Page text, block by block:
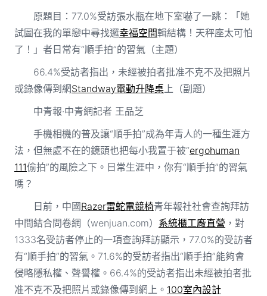
原題目：77.0%受訪張水瓶在地下室嚇了一跳：「她
試圖在我的單戀中尋找邏幸福空間輯結構！天秤座太可怕
了！」者日常有“順手拍”的習氣（主題）
66.4%受訪者指出，未經被拍者批准不克不及把照片
或錄像傳到網Standway電動升降桌上（副題）
中青報·中青網記者 王品芝
手機相機的普及讓“順手拍”成為年青人的一種生涯方
法，但無處不在的鏡頭也把每小我置于被“ergohuman
111偷拍”的風險之下。日常生涯中，你有“順手拍”的習氣
嗎？
日前，中國Razer雷蛇電競椅青年報社社會查詢拜訪
中間結合問卷網（wenjuan.com） 系統櫃工廠直營 ，對
1333名受訪者停止的一項查詢拜訪顯示，77.0%的受訪者
有“順手拍”的習氣。71.6%的受訪者指出“順手拍”能夠會
侵略隱私權、聲譽權。66.4%的受訪者指出未經被拍者批
准不克不及把照片或錄像傳到網上。 100室內設計